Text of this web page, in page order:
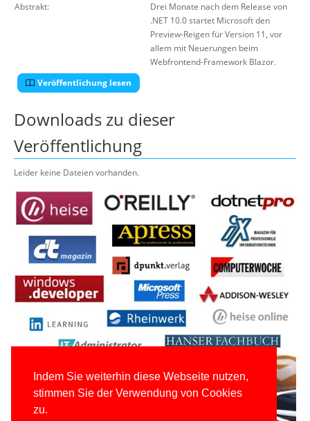
Indem Sie weiterhin diese Webseite nutzen,
stimmen Sie der Verwendung von Cookies
zu.
Abstrakt:
Drei Monate nach dem Release von
.NET 10.0 startet Microsoft den
Preview-Reigen für Version 11, vor
allem mit Neuerungen beim
Webfrontend-Framework Blazor.
Veröffentlichung lesen
Downloads zu dieser
Veröffentlichung
Leider keine Dateien vorhanden.